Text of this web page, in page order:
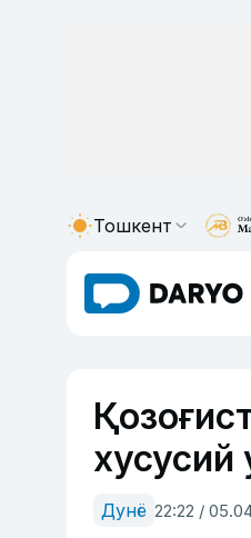
Тошкент
Дунё 22:22 /